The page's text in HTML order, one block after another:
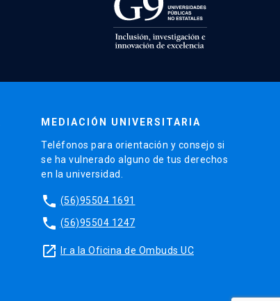
MEDIACIÓN UNIVERSITARIA
Teléfonos para orientación y consejo si
se ha vulnerado alguno de tus derechos
en la universidad.
phone (56)95504 1691
phone (56)95504 1247
launch Ir a la Oficina de Ombuds UC